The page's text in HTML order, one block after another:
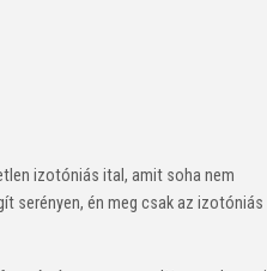
izotóniás ital, amit soha nem
serényen, én meg csak az izotóniás